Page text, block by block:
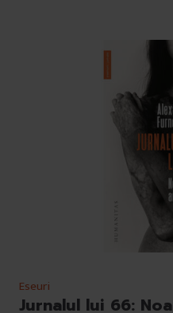
Eseuri
Jurnalul lui 66: